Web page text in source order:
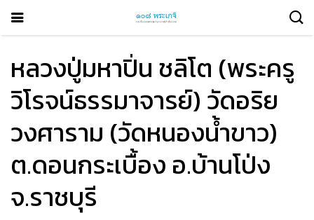
หลวงปู่มหาปิ่น ชลิโต (พระครู
วิโรจน์ธรรมาจารย์) วัดอริย
วงศาราม (วัดหนองน้ำขาว)
ต.ดอนกระเบื้อง อ.บ้านโป่ง
จ.ราชบุรี